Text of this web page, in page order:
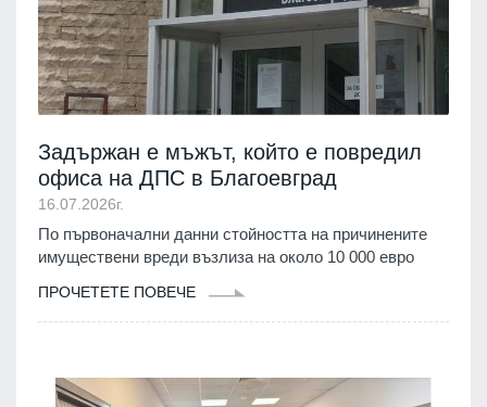
Задържан е мъжът, който е повредил
офиса на ДПС в Благоевград
16.07.2026г.
По първоначални данни стойността на причинените
имуществени вреди възлиза на около 10 000 евро
ПРОЧЕТЕТЕ ПОВЕЧЕ